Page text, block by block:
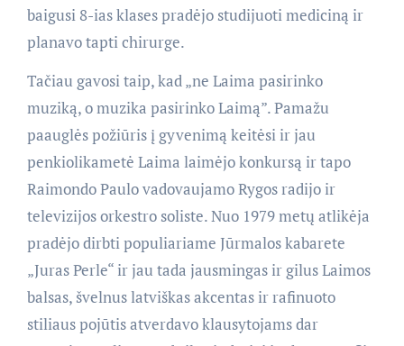
baigusi 8-ias klases pradėjo studijuoti mediciną ir
planavo tapti chirurge.
Tačiau gavosi taip, kad „ne Laima pasirinko
muziką, o muzika pasirinko Laimą”. Pamažu
paauglės požiūris į gyvenimą keitėsi ir jau
penkiolikametė Laima laimėjo konkursą ir tapo
Raimondo Paulo vadovaujamo Rygos radijo ir
televizijos orkestro soliste. Nuo 1979 metų atlikėja
pradėjo dirbti populiariame Jūrmalos kabarete
„Juras Perle“ ir jau tada jausmingas ir gilus Laimos
balsas, švelnus latviškas akcentas ir rafinuoto
stiliaus pojūtis atverdavo klausytojams dar